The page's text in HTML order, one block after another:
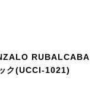
RUBALCABA
ク(UCCI-1021)